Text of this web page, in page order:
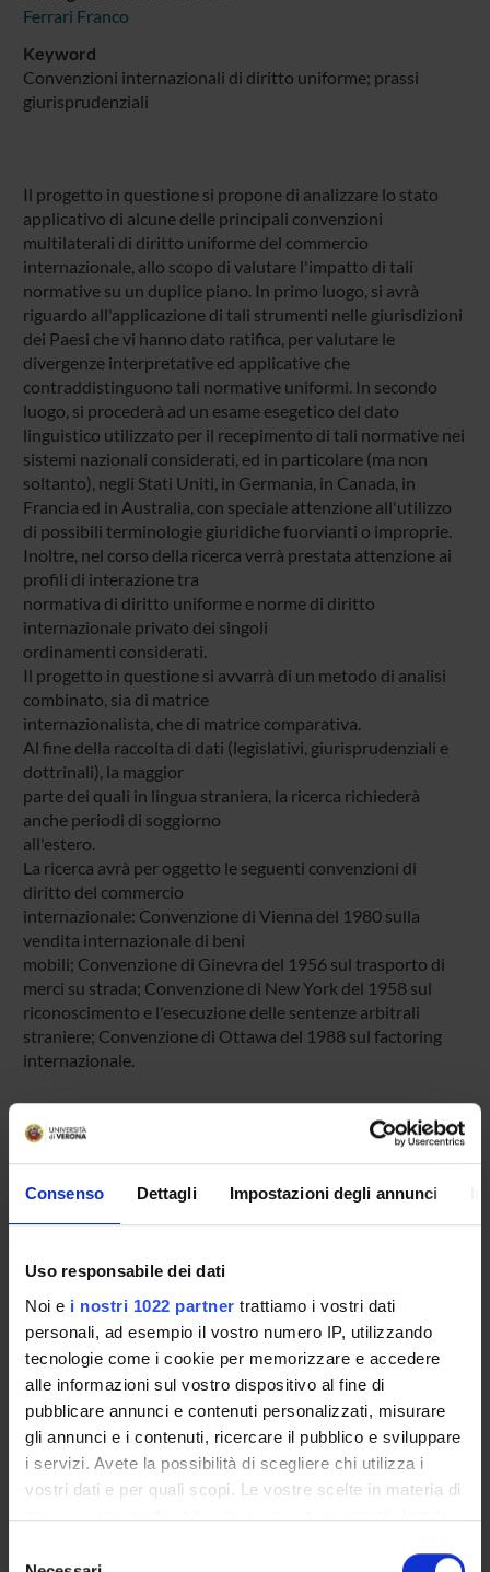
Consenso Dettagli Impostazioni degli annunci
Uso responsabile dei dati
Noi e i nostri 1022 partner trattiamo i vostri dati
personali, ad esempio il vostro numero IP, utilizzando
tecnologie come i cookie per memorizzare e accedere
alle informazioni sul vostro dispositivo al fine di
pubblicare annunci e contenuti personalizzati, misurare
gli annunci e i contenuti, ricercare il pubblico e sviluppare
i servizi. Avete la possibilità di scegliere chi utilizza i
vostri dati e per quali scopi. Le vostre scelte in materia di
privacy sono applicabili solo su questa proprietà digitale
modificare o revocare il proprio consenso in qualsiasi
Ferrari Franco
Keyword
Convenzioni internazionali di diritto uniforme; prassi
giurisprudenziali
Il progetto in questione si propone di analizzare lo stato
applicativo di alcune delle principali convenzioni
multilaterali di diritto uniforme del commercio
internazionale, allo scopo di valutare l'impatto di tali
normative su un duplice piano. In primo luogo, si avrà
riguardo all'applicazione di tali strumenti nelle giurisdizioni
dei Paesi che vi hanno dato ratifica, per valutare le
divergenze interpretative ed applicative che
contraddistinguono tali normative uniformi. In secondo
luogo, si procederà ad un esame esegetico del dato
linguistico utilizzato per il recepimento di tali normative nei
sistemi nazionali considerati, ed in particolare (ma non
soltanto), negli Stati Uniti, in Germania, in Canada, in
Francia ed in Australia, con speciale attenzione all'utilizzo
di possibili terminologie giuridiche fuorvianti o improprie.
Inoltre, nel corso della ricerca verrà prestata attenzione ai
profili di interazione tra
normativa di diritto uniforme e norme di diritto
internazionale privato dei singoli
ordinamenti considerati.
Il progetto in questione si avvarrà di un metodo di analisi
combinato, sia di matrice
internazionalista, che di matrice comparativa.
Al fine della raccolta di dati (legislativi, giurisprudenziali e
dottrinali), la maggior
parte dei quali in lingua straniera, la ricerca richiederà
anche periodi di soggiorno
all'estero.
La ricerca avrà per oggetto le seguenti convenzioni di
diritto del commercio
internazionale: Convenzione di Vienna del 1980 sulla
vendita internazionale di beni
mobili; Convenzione di Ginevra del 1956 sul trasporto di
merci su strada; Convenzione di New York del 1958 sul
riconoscimento e l'esecuzione delle sentenze arbitrali
straniere; Convenzione di Ottawa del 1988 sul factoring
internazionale.
SPONSORS:
Funds:assigned and managed by the department
Franco Ferrari
Leonardo Graffi
COLLABORATORI ESTERNI
Marco Torsello